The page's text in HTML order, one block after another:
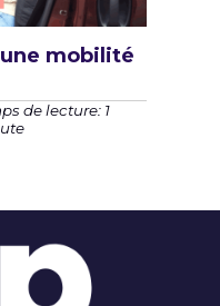
mobilité
de lecture: 1